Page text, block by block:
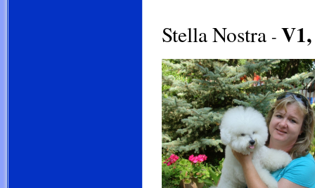
Stella Nostra -